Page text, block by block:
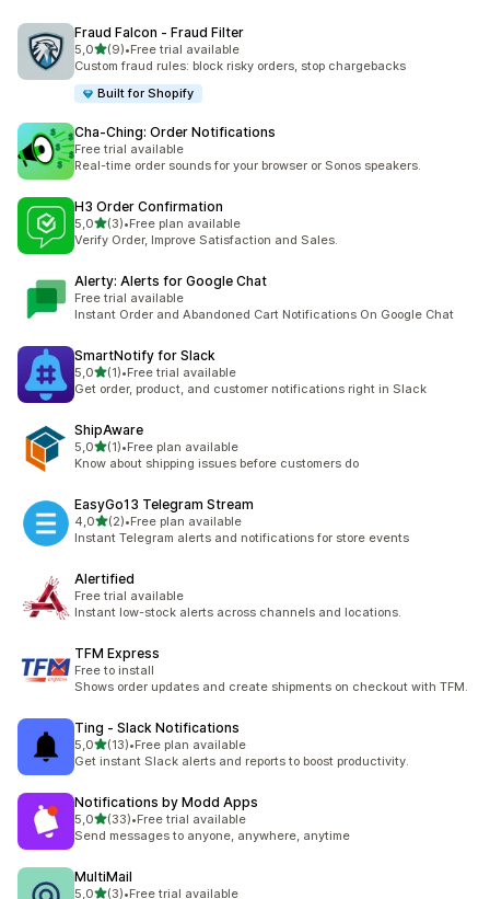
Fraud Falcon ‑ Fraud Filter
5,0av 5 stjerner
(9)
Totalt 9 omtaler
•Free trial available
Custom fraud rules: block risky orders, stop chargebacks
Built for Shopify
Cha‑Ching: Order Notifications
Free trial available
Real-time order sounds for your browser or Sonos speakers.
H3 Order Confirmation
5,0av 5 stjerner
(3)
Totalt 3 omtaler
•Free plan available
Verify Order, Improve Satisfaction and Sales.
Alerty: Alerts for Google Chat
Free trial available
Instant Order and Abandoned Cart Notifications On Google Chat
SmartNotify for Slack
5,0av 5 stjerner
(1)
Totalt 1 omtaler
•Free trial available
Get order, product, and customer notifications right in Slack
ShipAware
5,0av 5 stjerner
(1)
Totalt 1 omtaler
•Free plan available
Know about shipping issues before customers do
EasyGo13 Telegram Stream
4,0av 5 stjerner
(2)
Totalt 2 omtaler
•Free plan available
Instant Telegram alerts and notifications for store events
Alertified
Free trial available
Instant low-stock alerts across channels and locations.
TFM Express
Free to install
Shows order updates and create shipments on checkout with TFM.
Ting ‑ Slack Notifications
5,0av 5 stjerner
(13)
Totalt 13 omtaler
•Free plan available
Get instant Slack alerts and reports to boost productivity.
Notifications by Modd Apps
5,0av 5 stjerner
(33)
Totalt 33 omtaler
•Free trial available
Send messages to anyone, anywhere, anytime
MultiMail
5,0av 5 stjerner
(3)•Free trial available